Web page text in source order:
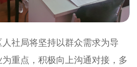
社局将坚持以群众需求为导
重点，积极向上沟通对接，多